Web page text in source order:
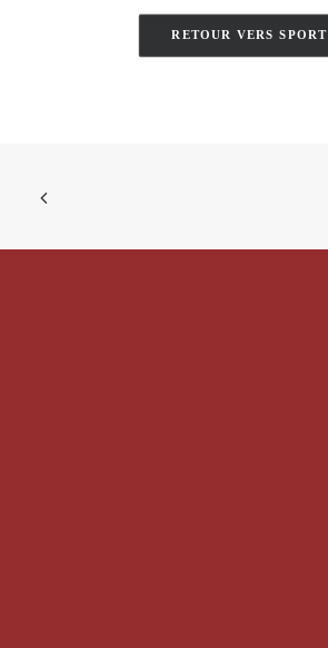
RETOUR VERS SPORT